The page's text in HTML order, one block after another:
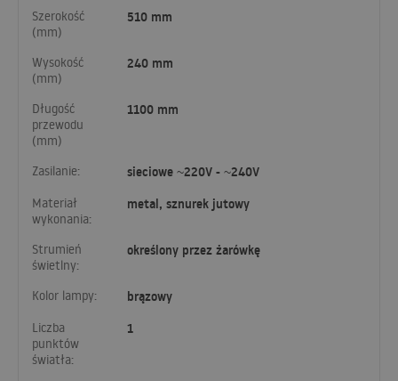
Szerokość
(mm)
510 mm
Wysokość
(mm)
240 mm
Długość
przewodu
(mm)
1100 mm
Zasilanie: sieciowe ~220V - ~240V
Materiał
wykonania:
metal, sznurek jutowy
Strumień
świetlny:
określony przez żarówkę
Kolor lampy: brązowy
Liczba
punktów
światła:
1